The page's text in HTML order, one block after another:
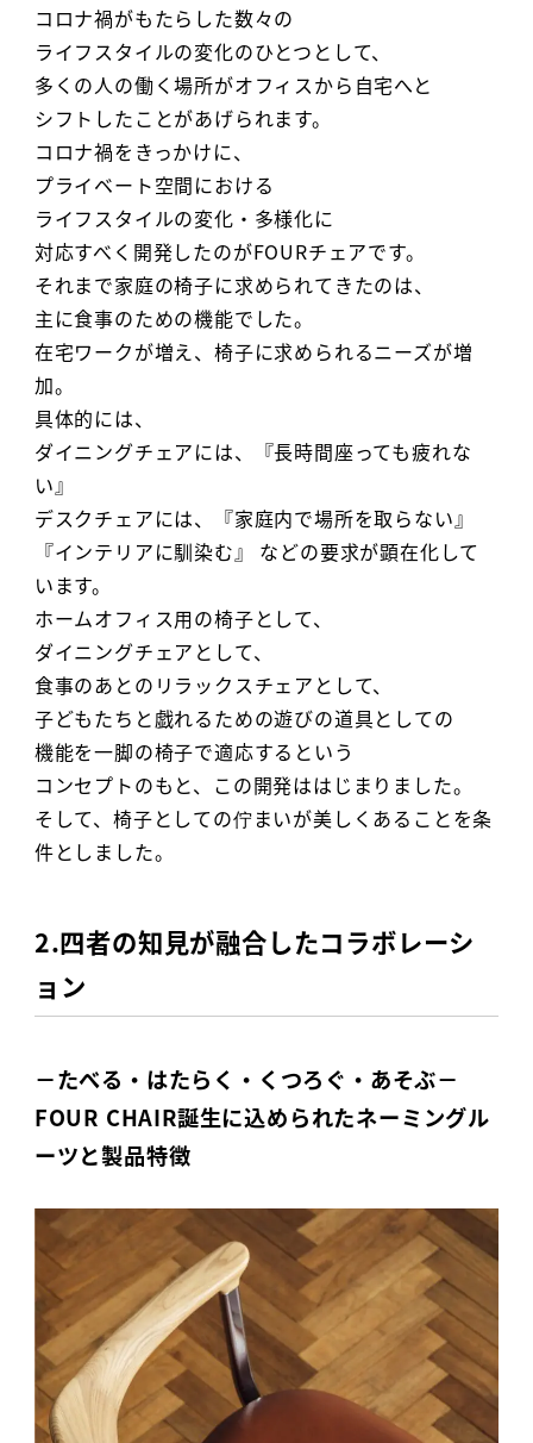
コロナ禍がもたらした数々の
ライフスタイルの変化のひとつとして、
多くの人の働く場所がオフィスから自宅へと
シフトしたことがあげられます。
コロナ禍をきっかけに、
プライベート空間における
ライフスタイルの変化・多様化に
対応すべく開発したのがFOURチェアです。
それまで家庭の椅子に求められてきたのは、
主に食事のための機能でした。
在宅ワークが増え、椅子に求められるニーズが増
加。
具体的には、
ダイニングチェアには、『長時間座っても疲れな
い』
デスクチェアには、『家庭内で場所を取らない』
『インテリアに馴染む』 などの要求が顕在化して
います。
ホームオフィス用の椅子として、
ダイニングチェアとして、
食事のあとのリラックスチェアとして、
子どもたちと戯れるための遊びの道具としての
機能を一脚の椅子で適応するという
コンセプトのもと、この開発ははじまりました。
そして、椅子としての佇まいが美しくあることを条
件としました。
2.四者の知見が融合したコラボレーシ
ョン
－たべる・はたらく・くつろぐ・あそぶ－
FOUR CHAIR誕生に込められたネーミングル
ーツと製品特徴